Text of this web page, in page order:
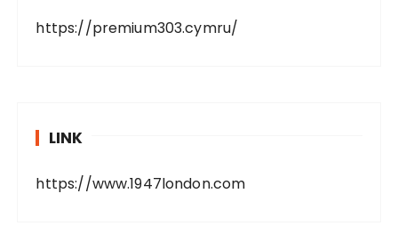
https://premium303.cymru/
LINK
https://www.1947london.com